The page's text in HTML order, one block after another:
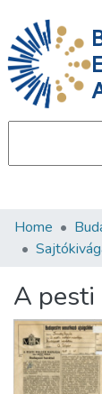
Statistics
About us
Home
A